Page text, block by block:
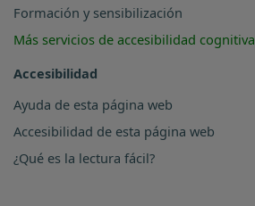
Formación y sensibilización
Más servicios de accesibilidad cognitiva
Accesibilidad
Ayuda de esta página web
Accesibilidad de esta página web
¿Qué es la lectura fácil?